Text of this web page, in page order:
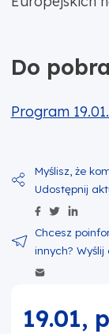
Do
Program
19.01,